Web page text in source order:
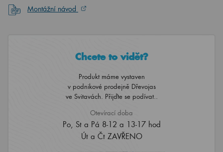
Montážní návod
Chcete to vidět?
Produkt máme vystaven
v podnikové prodejně Dřevojas
ve Svitavách. Přijďte se podívat..
Otevírací doba
Po, St a Pá 8-12 a 13-17 hod
Út a Čt ZAVŘENO